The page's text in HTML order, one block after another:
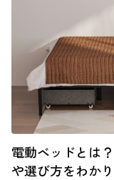
電動ベッドとは
や選び方をわか